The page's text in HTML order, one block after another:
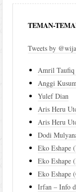
TEMAN-
Tweets by
Amril Taufiq
Anggi
Yulef Dian
Aris Heru
Aris Heru
Dodi
Eko Eshape
Eko Eshape
Eko Eshape
Irfan – Info